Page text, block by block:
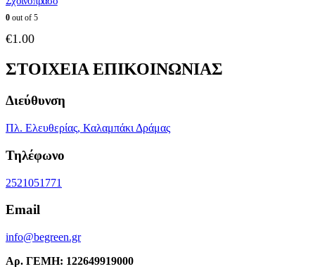
0 out of 5
€1.00
ΣΤΟΙΧΕΙΑ ΕΠΙΚΟΙΝΩΝΙΑΣ
Διεύθυνση
Πλ. Ελευθερίας, Καλαμπάκι Δράμας
Τηλέφωνο
2521051771
Email
info@begreen.gr
Αρ. ΓΕΜΗ: 122649919000